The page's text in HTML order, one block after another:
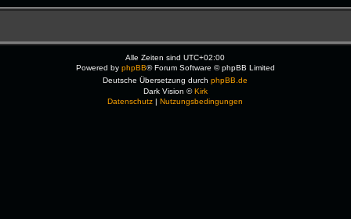
Alle Zeiten sindUTC+02:00
Powered by phpBB® Forum Software © phpBB Limited
Deutsche Übersetzung durchphpBB.de
Dark Vision ©Kirk
Datenschutz |Nutzungsbedingungen